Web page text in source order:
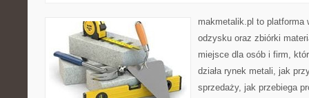
makmetalik.pl to platforma
odzysku oraz zbiórki
miejsce dla osób i firm,
działa rynek metali, jak
sprzedaży, jak przebiega